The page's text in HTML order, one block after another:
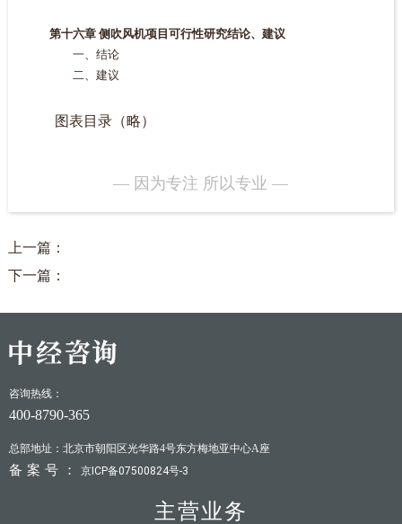
第十六章 侧吹风机项目可行性研究结论、建议
一、结论
二、建议
图表目录（略）
— 因为专注 所以专业 —
上一篇：
下一篇：
咨询热线：
400-8790-365
总部地址：北京市朝阳区光华路4号东方梅地亚中心A座
备案号： 京ICP备07500824号-3
主营业务